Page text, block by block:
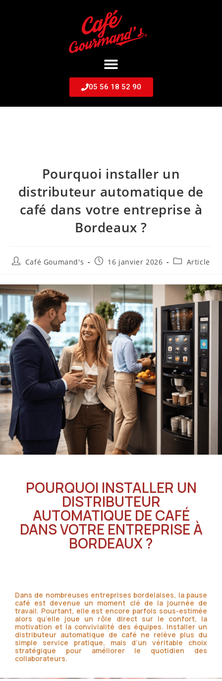
05 56 18 52 90
Pourquoi installer un
distributeur automatique de
café dans votre entreprise à
Bordeaux ?
Café Goumand's 16 janvier 2026 Article
POURQUOI INSTALLER UN
DISTRIBUTEUR
AUTOMATIQUE DE CAFÉ
DANS VOTRE ENTREPRISE À
BORDEAUX ?
Dans de nombreuses entreprises bordelaises, la pause
café est devenue un moment clé de la journée de
travail. Pourtant, elle est encore parfois sous-estimée
alors qu’elle joue un rôle direct sur le confort, la
motivation et la convivialité des équipes. Installer un
distributeur automatique de café ne relève plus du
simple service pratique, mais d’un véritable choix
stratégique pour améliorer le quotidien des
collaborateurs.